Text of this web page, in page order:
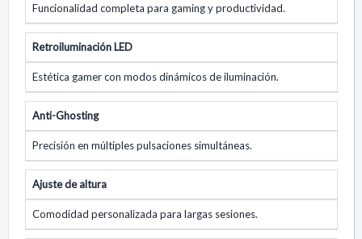
Funcionalidad completa para gaming y productividad.
Retroiluminación LED
Estética gamer con modos dinámicos de iluminación.
Anti-Ghosting
Precisión en múltiples pulsaciones simultáneas.
Ajuste de altura
Comodidad personalizada para largas sesiones.